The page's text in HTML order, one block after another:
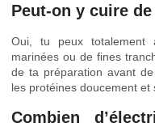
Peut-on y cuire
Oui, tu peux totalement
marinées ou de fines
de ta préparation avant
les protéines doucement et
Combien